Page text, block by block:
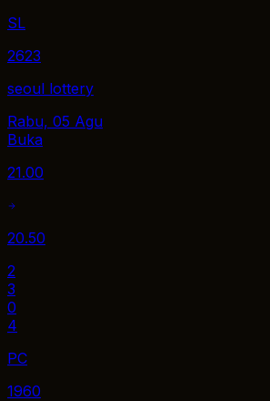
SL
2623
seoul lottery
Rabu, 05 Agu
Buka
21.00
20.50
2
3
0
4
PC
1960